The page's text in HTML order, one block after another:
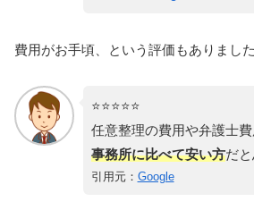
費用がお手頃、という評価もありました
⭐️⭐️⭐️⭐️⭐️
任意整理の費用や弁護士費
事務所に比べて安い方だと
引用元： Google